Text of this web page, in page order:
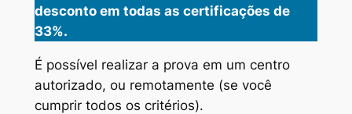
desconto em todas as certificações de
33%.
É possível realizar a prova em um centro
autorizado, ou remotamente (se você
cumprir todos os critérios).